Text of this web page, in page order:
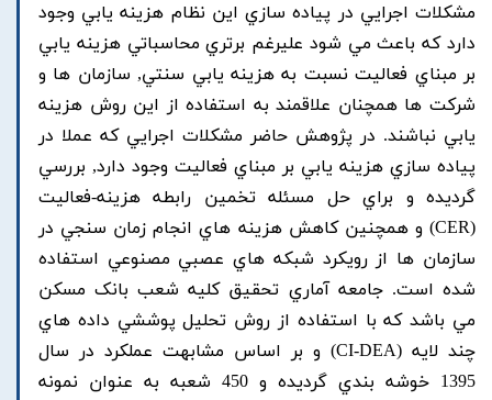
مشکلات اجرايي در پياده سازي اين نظام هزينه يابي وجود
دارد که باعث مي شود عليرغم برتري محاسباتي هزينه يابي
بر مبناي فعاليت نسبت به هزينه يابي سنتي, سازمان ها و
شرکت ها همچنان علاقمند به استفاده از اين روش هزينه
يابي نباشند. در پژوهش حاضر مشکلات اجرايي که عملا در
پياده سازي هزينه يابي بر مبناي فعاليت وجود دارد, بررسي
گرديده و براي حل مسئله تخمين رابطه هزينه-فعاليت
(CER) و همچنين کاهش هزينه هاي انجام زمان سنجي در
سازمان ها از رويکرد شبکه هاي عصبي مصنوعي استفاده
شده است. جامعه آماري تحقيق کليه شعب بانک مسکن
مي باشد که با استفاده از روش تحليل پوششي داده هاي
چند لايه (CI-DEA) و بر اساس مشابهت عملکرد در سال
1395 خوشه بندي گرديده و 450 شعبه به عنوان نمونه